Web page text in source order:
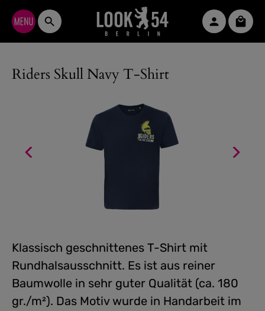
Zum Hauptinhalt springen
Riders Skull Navy T-Shirt
Klassisch geschnittenes T-Shirt mit
Rundhalsausschnitt. Es ist aus reiner
Baumwolle in sehr guter Qualität (ca. 180
gr./m²). Das Motiv wurde in Handarbeit im